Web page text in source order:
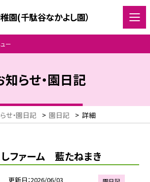
園(千駄谷なかよし園）
ー
知らせ・園日記
せ・園日記 > 園日記 > 詳細
ファーム 藍たねまき
更新日 2026/06/03